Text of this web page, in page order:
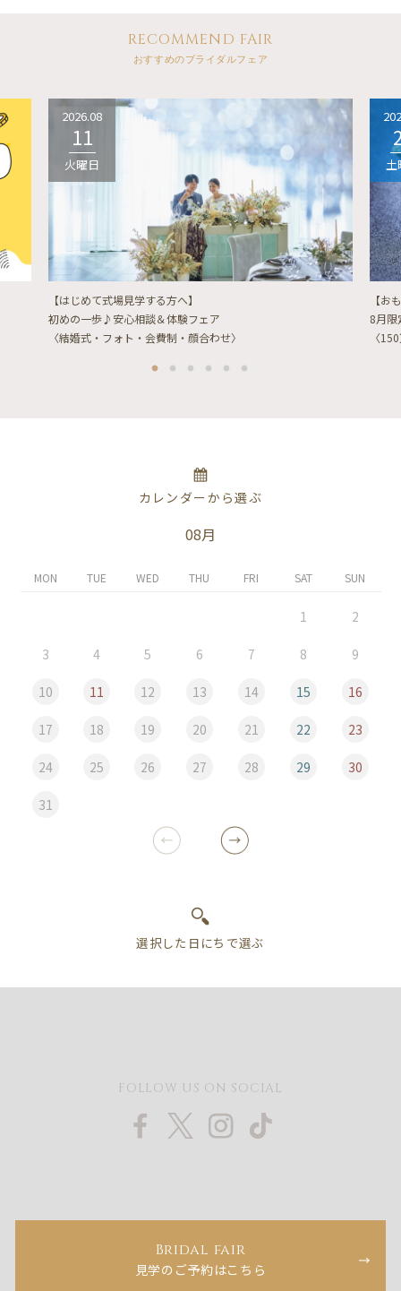
RECOMMEND FAIR
おすすめのブライダルフェア
2026.08
11
火曜日
【はじめて式場見学する方へ】
初めの一歩♪安心相談＆体験フェア
〈結婚式・フォト・会費制・顔合わせ〉
土
【お
8月限
〈
カレンダーから選ぶ
08月
MON TUE WED THU FRI SAT SUN
1 2
3 4 5 6 7 8 9
10 11 12 13 14 15 16
17 18 19 20 21 22 23
24 25 26 27 28 29 30
31
FOLLOW US ON SOCIAL
Bridal fair
見学のご予約はこちら